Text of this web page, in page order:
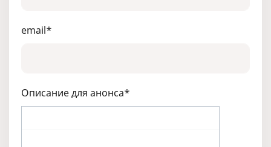
email*
Описание для анонса*